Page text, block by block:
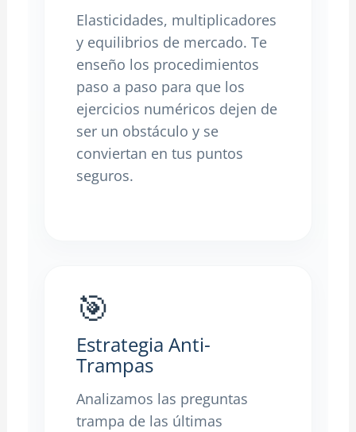
Elasticidades, multiplicadores
y equilibrios de mercado. Te
enseño los procedimientos
paso a paso para que los
ejercicios numéricos dejen de
ser un obstáculo y se
conviertan en tus puntos
seguros.
🎯
Estrategia Anti-
Trampas
Analizamos las preguntas
trampa de las últimas